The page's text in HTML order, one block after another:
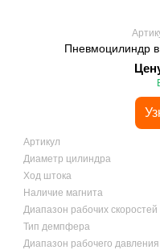
Пневмоцилиндр
Артикул
Диаметр цилиндра
Ход штока
Наличие магнита
Диапазон рабочих скоростей
Тип демпфера
Диапазон рабочего давления